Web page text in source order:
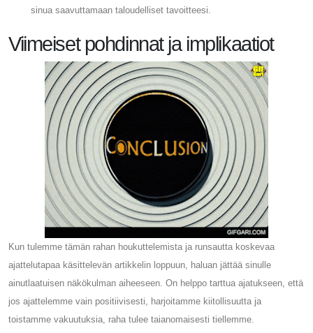
sinua saavuttamaan taloudelliset tavoitteesi.
Viimeiset pohdinnat ja implikaatiot
Kun tulemme tämän rahan houkuttelemista ja runsautta koskevaa
ajattelutapaa käsittelevän artikkelin loppuun, haluan jättää sinulle
ainutlaatuisen näkökulman aiheeseen. On helppo tarttua ajatukseen, että
jos ajattelemme vain positiivisesti, harjoitamme kiitollisuutta ja
toistamme vakuutuksia, raha tulee taianomaisesti tiellemme.